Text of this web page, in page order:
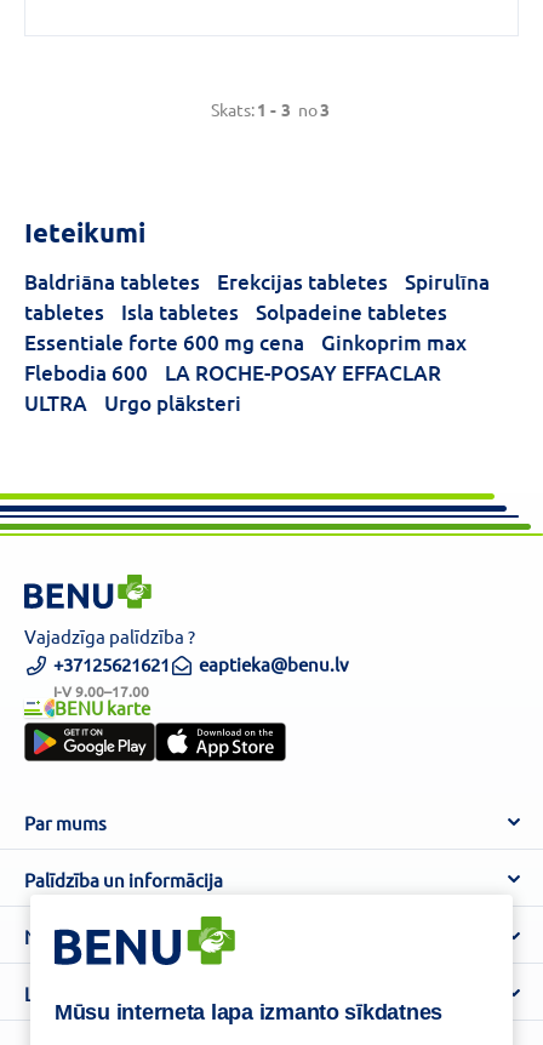
Mūsu interneta lapa izmanto sīkdatnes
Skats:1 - 3 no3
Ieteikumi
Baldriāna tabletes Erekcijas tabletes
Spirulīna
tabletes
Isla tabletes
Solpadeine tabletes
Essentiale forte 600 mg cena
Ginkoprim max
Flebodia 600
LA ROCHE-POSAY EFFACLAR
ULTRA
Urgo plāksteri
Vajadzīga palīdzība ?
+37125621621
I-V 9.00–17.00
eaptieka@benu.lv
BENU karte
Par mums
Par BENU
Benu Blogs
Aptiekas
Palīdzība un informācija
BENU Aptieka kontakti
Piegāde
Biežāk uzdotie jautājumi
Noteikumi
Lietošanas noteikumi
Atteikuma tiesību veidlapa
Lojalitātes programma